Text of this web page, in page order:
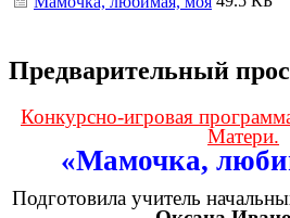
Предварительный
Конкурсно-игровая
Матери.
«Мамочка,
Подготовила учитель